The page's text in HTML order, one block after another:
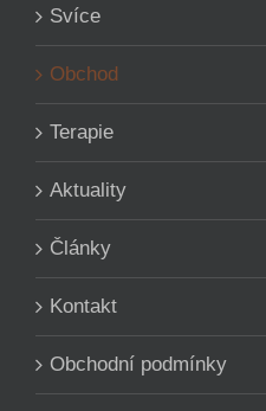
Svíce
Obchod
Terapie
Aktuality
Články
Kontakt
Obchodní podmínky